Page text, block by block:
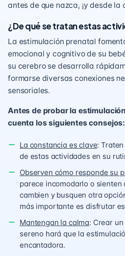
antes de que nazca, ¡y desde
¿De qué se tratan estas
La estimulación prenatal
emocional y cognitivo de su
su cerebro se desarrolla
formarse diversas conexiones
sensoriales.
Antes de probar la
cuenta los siguientes consejos:
La constancia es clave:
de estas actividades en su
Observen cómo responde su
parece incomodarlo o sienten
cambien y busquen otra
más importante es disfrutar
Mantengan la calma: Crear
sereno hará que la
encantadora.